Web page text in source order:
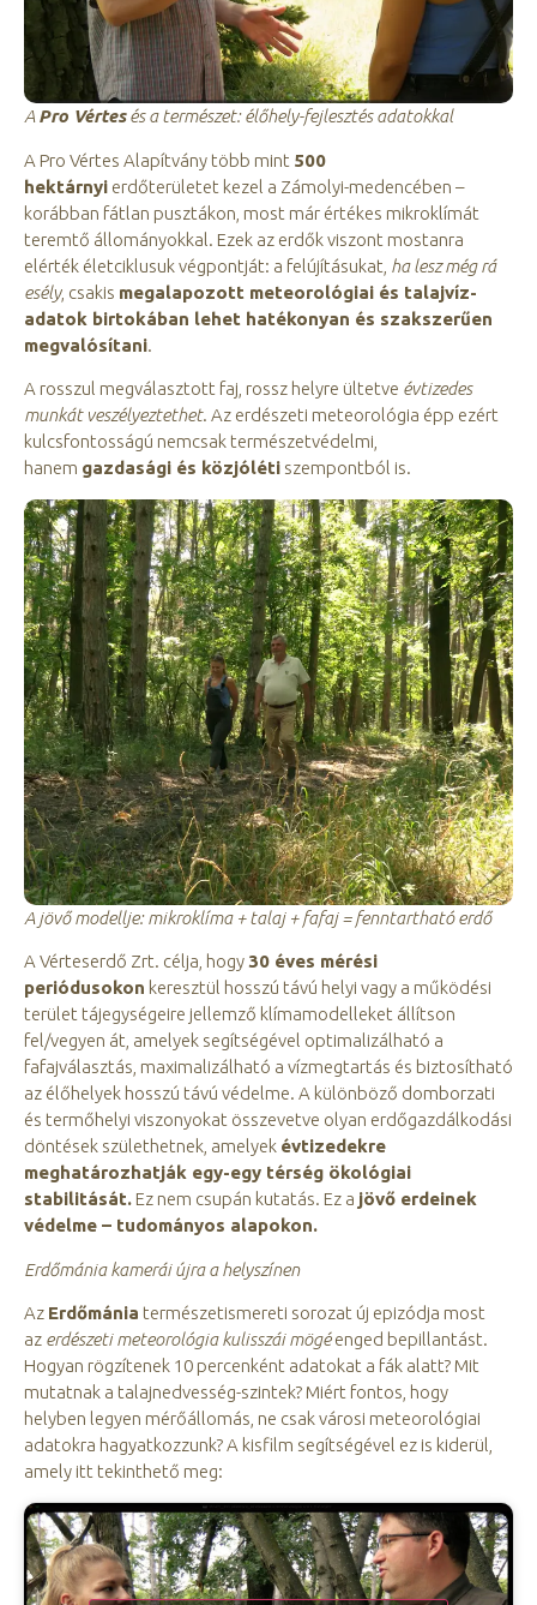
A Pro Vértesés a természet: élőhely-fejlesztés adatokkal
A Pro Vértes Alapítvány több mint 500
hektárnyi erdőterületet kezel a Zámolyi-medencében –
korábban fátlan pusztákon, most már értékes mikroklímát
teremtő állományokkal. Ezek az erdők viszont mostanra
elérték életciklusuk végpontját: a felújításukat, ha lesz még rá
esély, csakis megalapozott meteorológiai és talajvíz-
adatok birtokában lehet hatékonyan és szakszerűen
megvalósítani.
A rosszul megválasztott faj, rossz helyre ültetve évtizedes
munkát veszélyeztethet. Az erdészeti meteorológia épp ezért
kulcsfontosságú nemcsak természetvédelmi,
hanem gazdasági és közjóléti szempontból is.
A jövő modellje: mikroklíma + talaj + fafaj = fenntartható erdő
A Vérteserdő Zrt. célja, hogy 30 éves mérési
periódusokon keresztül hosszú távú helyi vagy a működési
terület tájegységeire jellemző klímamodelleket állítson
fel/vegyen át, amelyek segítségével optimalizálható a
fafajválasztás, maximalizálható a vízmegtartás és biztosítható
az élőhelyek hosszú távú védelme. A különböző domborzati
és termőhelyi viszonyokat összevetve olyan erdőgazdálkodási
döntések születhetnek, amelyek évtizedekre
meghatározhatják egy-egy térség ökológiai
stabilitását. Ez nem csupán kutatás. Ez a jövő erdeinek
védelme – tudományos alapokon.
Erdőmánia kamerái újra a helyszínen
Az Erdőmánia természetismereti sorozat új epizódja most
az erdészeti meteorológia kulisszái mögéenged bepillantást.
Hogyan rögzítenek 10 percenként adatokat a fák alatt? Mit
mutatnak a talajnedvesség-szintek? Miért fontos, hogy
helyben legyen mérőállomás, ne csak városi meteorológiai
adatokra hagyatkozzunk? A kisfilm segítségével ez is kiderül,
amely itt tekinthető meg: